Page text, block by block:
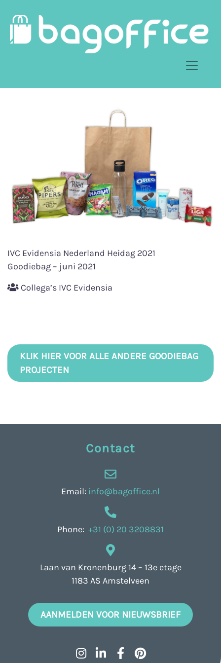
IVC Evidensia Nederland Heidag 2021
Goodiebag – juni 2021
Collega’s IVC Evidensia
KLIK HIER VOOR ALLE ANDERE GOODIEBAG
PROJECTEN
Contact
Email: info@bagoffice.nl
Phone: +31 (0) 20 3208831
Laan van Kronenburg 14 – 13e etage
1183 AS Amstelveen
AANMELDEN VOOR NIEUWSBRIEF